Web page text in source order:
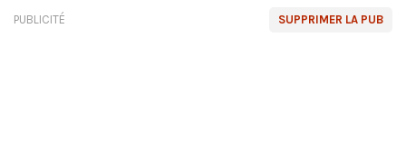
SUPPRIMER LA PUB
PUBLICITÉ